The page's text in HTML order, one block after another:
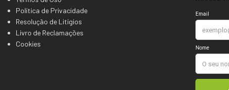
Política de Privacidade
Resolução de Litígios
Livro de Reclamações
Cookies